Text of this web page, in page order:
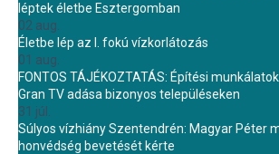
léptek életbe Esztergomban
02 aug.
Életbe lép az I. fokú vízkorlátozás
01 aug.
FONTOS TÁJÉKOZTATÁS: Építési
Gran TV adása bizonyos településeken
31 júl.
Súlyos vízhiány Szentendrén: Magyar Péter
honvédség bevetését kérte